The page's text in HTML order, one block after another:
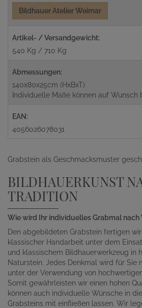
Bildhauer Atelier Weimar
Artikel- / Versandgewicht:
540 Kg / 710 Kg
Abmessungen:
140x80x25cm (HxBxT)
Individuelle Maße können auf
EAN:
4056026078031
Grabstein als Geschmacksmuster
BILDHAUERKUNST
TRADITION
Wie wird Ihr individuelles Grabmal
Den abgebildeten Grabstein fertigen
klassischer Handarbeit unter dem
und klassischem Bildhauerwerkzeug in
Naturstein. Jedes Denkmal wird für Sie
unter der Verwendung von
Somit gewährleisten wir einen hohen
können auch individuelle Wünsche in
Grabsteins mit einfließen lassen. Wir